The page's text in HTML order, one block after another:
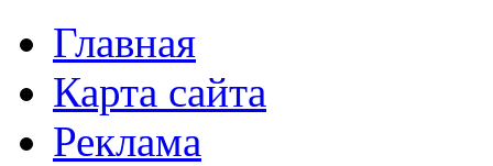
Главная
Карта сайта
Реклама